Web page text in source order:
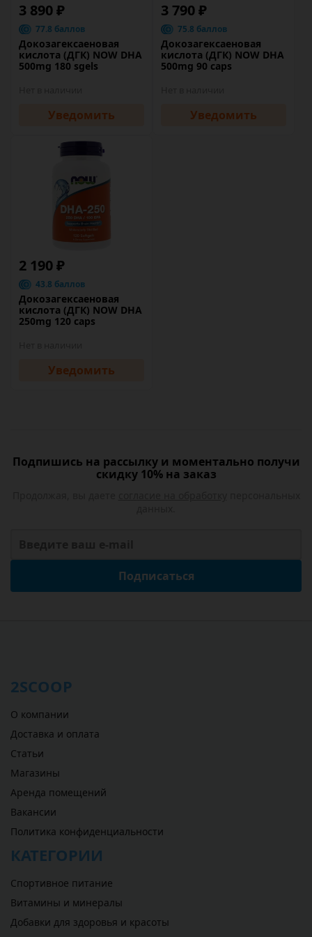
3 890 ₽
77.8 баллов
Докозагексаеновая
кислота (ДГК) NOW DHA
500mg 180 sgels
Уведомить
3 790 ₽
75.8 баллов
Докозагексаеновая
кислота (ДГК) NOW DHA
500mg 90 caps
Уведомить
2 190 ₽
43.8 баллов
Докозагексаеновая
кислота (ДГК) NOW DHA
250mg 120 caps
Уведомить
Подпишись на рассылку и моментально получи
скидку 10% на заказ
Подписаться
2SCOOP
О компании
Доставка и оплата
Статьи
Магазины
Аренда помещений
Вакансии
Политика конфиденциальности
КАТЕГОРИИ
Спортивное питание
Витамины и минералы
Добавки для здоровья и красоты